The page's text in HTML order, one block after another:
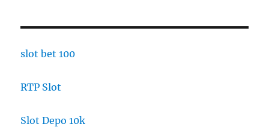
slot bet 100
RTP Slot
Slot Depo 10k